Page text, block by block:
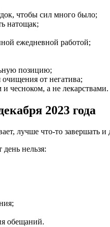
чтобы сил много было;
натощак;
ежедневной работой;
позицию;
очищения от негатива;
чесноком, а не лекарствами.
2023 года
лучше что-то завершать и
день нельзя:
обещаний.